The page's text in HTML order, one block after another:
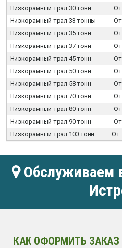
Низкорамный трал 30 тонн От
Низкорамный трал 33 тонны
От
Низкорамный трал 35 тонн
От
Низкорамный трал 37 тонн
От
Низкорамный трал 45 тонн
От
Низкорамный трал 50 тонн
От
Низкорамный трал 58 тонн
От
Низкорамный трал 70 тонн
От
Низкорамный трал 80 тонн
От
Низкорамный трал 90 тонн
От
Низкорамный трал 100 тонн
От
Обслуживаем
КАК ОФОРМИТЬ ЗАКАЗ